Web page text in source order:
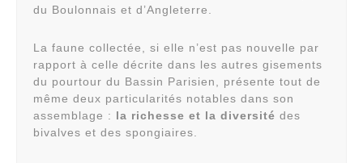
du Boulonnais et d’Angleterre.
La faune collectée, si elle n’est pas nouvelle par
rapport à celle décrite dans les autres gisements
du pourtour du Bassin Parisien, présente tout de
même deux particularités notables dans son
assemblage : la richesse et la diversité des
bivalves et des spongiaires.